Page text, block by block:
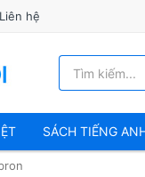
Liên hệ
SÁCH TIẾNG